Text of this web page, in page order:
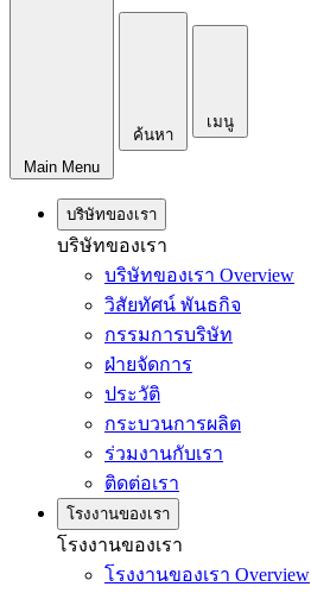
Main Menu
ค้นหา
เมนู
บริษัทของเรา
บริษัทของเรา
บริษัทของเรา Overview
วิสัยทัศน์ พันธกิจ
กรรมการบริษัท
ฝ่ายจัดการ
ประวัติ
กระบวนการผลิต
ร่วมงานกับเรา
ติดต่อเรา
โรงงานของเรา
โรงงานของเรา
โรงงานของเรา Overview